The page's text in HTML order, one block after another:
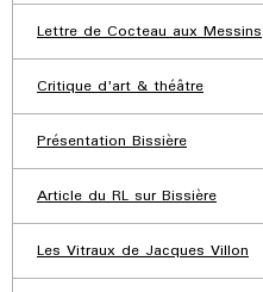
Lettre de Cocteau aux Messins
Critique d'art & théâtre
Présentation Bissière
Article du RL sur Bissière
Les Vitraux de Jacques Villon